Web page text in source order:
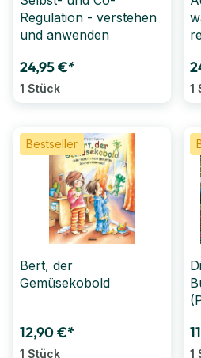
Regulation - verstehen
und anwenden
24,95 €*
1 Stück 1
Bestseller
Bert, der
Gemüsekobold
12,90 €*
1 Stück 1